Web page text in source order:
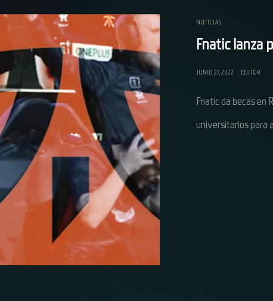
NOTICIAS
Fnatic lanza
JUNIO 27, 2022 EDITOR
Fnatic da becas en
universitarios para